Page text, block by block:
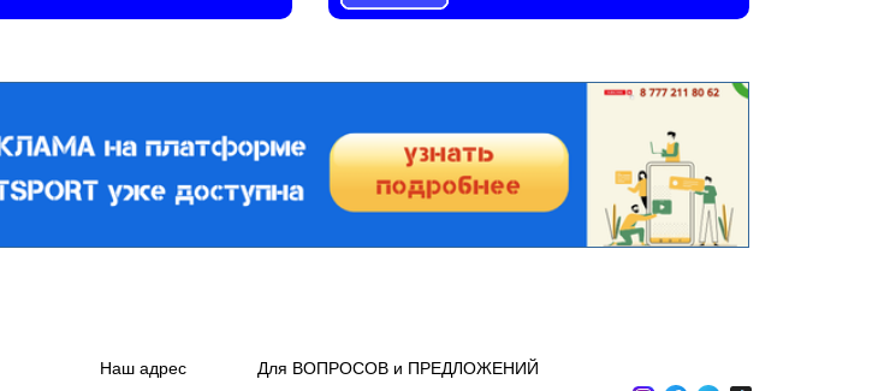
Наш адрес
Для ВОПРОСОВ и ПРЕДЛОЖЕНИЙ